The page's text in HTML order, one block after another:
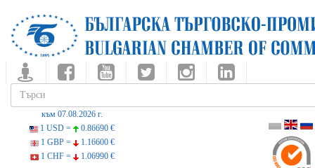
към 07.08.2026 г.
1 USD =
0.86690 €
1 GBP =
1.16600 €
1 CHF =
1.06990 €